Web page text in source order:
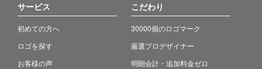
サービス
初めての方へ
ロゴを探す
お客様の声
こだわり
30000個のロゴマーク
厳選プロデザイナー
明朗会計・追加料金ゼロ